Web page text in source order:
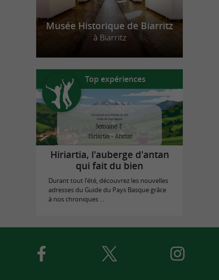
Musée Historique de Biarritz
à Biarritz
Top expériences
Hiriartia, l'auberge d'antan
qui fait du bien
Durant tout l'été, découvrez les nouvelles
adresses du Guide du Pays Basque grâce
à nos chroniques ...